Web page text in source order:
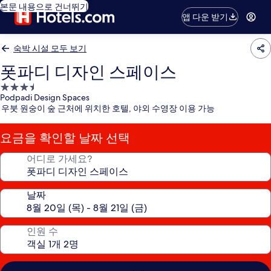
본문 내용으로 건너뛰기
앱 다운 받기
숙박 시설 모두 보기
폿파디 디자인 스페이스
3.5
성
급
숙
박
시
Podpadi Design Spaces
우붓 원숭이 숲 근처에 위치한 호텔, 야외 수영장 이용 가능
요금을 확인할 날짜 선택
어디로 가세요?
날짜
인원 수